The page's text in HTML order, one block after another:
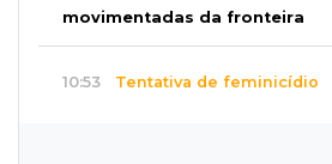
movimentadas da fronteira
10:53 Tentativa de feminicídio